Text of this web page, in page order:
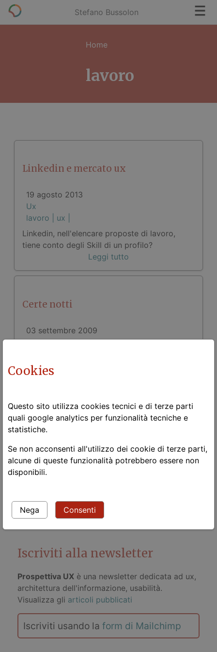
Stefano Bussolon
Home
lavoro
Linkedin e mercato ux
19 agosto 2013
Ux
lavoro | ux |
Linkedin, nell'elencare proposte di lavoro,
tiene conto degli Skill di un profilo?
Leggi tutto
Certe notti
03 settembre 2009
Personale
Good vibrations
Professionale
lavoro |personale |
Iscriviti alla newsletter
Prospettiva UX è una newsletter dedicata ad ux,
architettura dell'informazione, usabilità.
Visualizza gli articoli pubblicati
Iscriviti usando la form di Mailchimp
Cookies
Questo sito utilizza cookies tecnici e di terze parti
quali google analytics per funzionalità tecniche e
statistiche.
Se non acconsenti all'utilizzo dei cookie di terze parti,
alcune di queste funzionalità potrebbero essere non
disponibili.
Nega Consenti